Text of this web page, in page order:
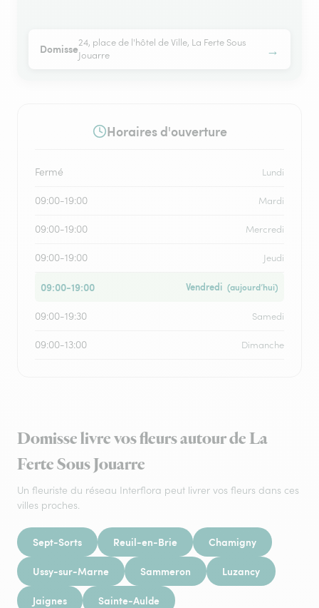
Domisse24, place de l'hôtel de Ville, La Ferte Sous
Jouarre
→
Horaires d'ouverture
Fermé Lundi
09:00-19:00 Mardi
09:00-19:00 Mercredi
09:00-19:00 Jeudi
09:00-19:00 Vendredi (aujourd’hui)
09:00-19:30 Samedi
09:00-13:00 Dimanche
Domisse livre vos fleurs autour de La
Ferte Sous Jouarre
Un fleuriste du réseau Interflora peut livrer vos fleurs dans ces
villes proches.
Sept-Sorts Reuil-en-Brie Chamigny
Ussy-sur-Marne Sammeron Luzancy
Jaignes Sainte-Aulde